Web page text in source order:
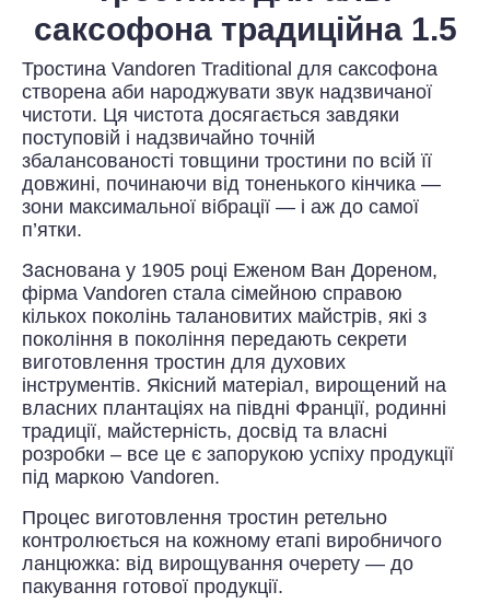
саксофона традиційна 1.5
Тростина Vandoren Traditional для саксофона
створена аби народжувати звук надзвичаної
чистоти. Ця чистота досягається завдяки
поступовій і надзвичайно точній
збалансованості товщини тростини по всій її
довжині, починаючи від тоненького кінчика —
зони максимальної вібрації — і аж до самої
п’ятки.
Заснована у 1905 році Еженом Ван Дореном,
фірма Vandoren стала сімейною справою
кількох поколінь талановитих майстрів, які з
покоління в покоління передають секрети
виготовлення тростин для духових
інструментів. Якісний матеріал, вирощений на
власних плантаціях на півдні Франції, родинні
традиції, майстерність, досвід та власні
розробки – все це є запорукою успіху продукції
під маркою Vandoren.
Процес виготовлення тростин ретельно
контролюється на кожному етапі виробничого
ланцюжка: від вирощування очерету — до
пакування готової продукції.